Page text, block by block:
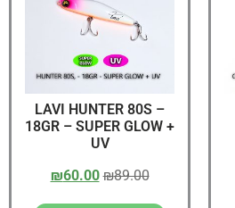
LAVI HUNTER 80S –
18GR – SUPER GLOW +
UV
₪89.00
₪60.00